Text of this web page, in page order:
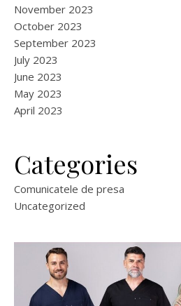
November 2023
October 2023
September 2023
July 2023
June 2023
May 2023
April 2023
Categories
Comunicatele de presa
Uncategorized